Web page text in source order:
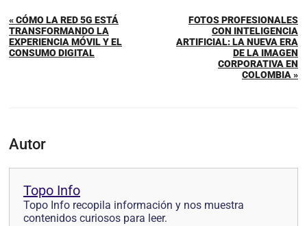
« CÓMO LA RED 5G ESTÁ
TRANSFORMANDO LA
EXPERIENCIA MÓVIL Y EL
CONSUMO DIGITAL
FOTOS PROFESIONALES
CON INTELIGENCIA
ARTIFICIAL: LA NUEVA ERA
DE LA IMAGEN
CORPORATIVA EN
COLOMBIA »
Autor
Topo Info
Topo Info recopila información y nos muestra
contenidos curiosos para leer.